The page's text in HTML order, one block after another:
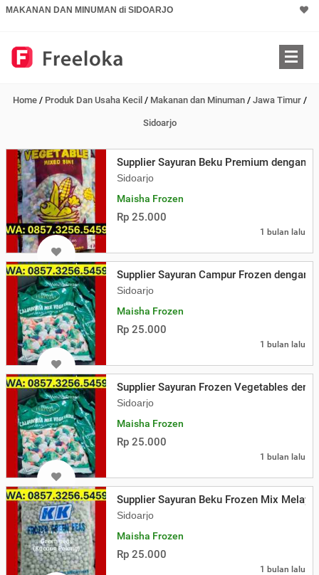
MAKANAN DAN MINUMAN di SIDOARJO
Home / Produk Dan Usaha Kecil / Makanan dan Minuman / Jawa Timur /
Sidoarjo
Supplier Sayuran Beku Premium dengan
Sidoarjo
Maisha Frozen
Rp 25.000
1 bulan lalu
Supplier Sayuran Campur Frozen dengan
Sidoarjo
Maisha Frozen
Rp 25.000
1 bulan lalu
Supplier Sayuran Frozen Vegetables
Sidoarjo
Maisha Frozen
Rp 25.000
1 bulan lalu
Supplier Sayuran Beku Frozen Mix
Sidoarjo
Maisha Frozen
Rp 25.000
1 bulan lalu